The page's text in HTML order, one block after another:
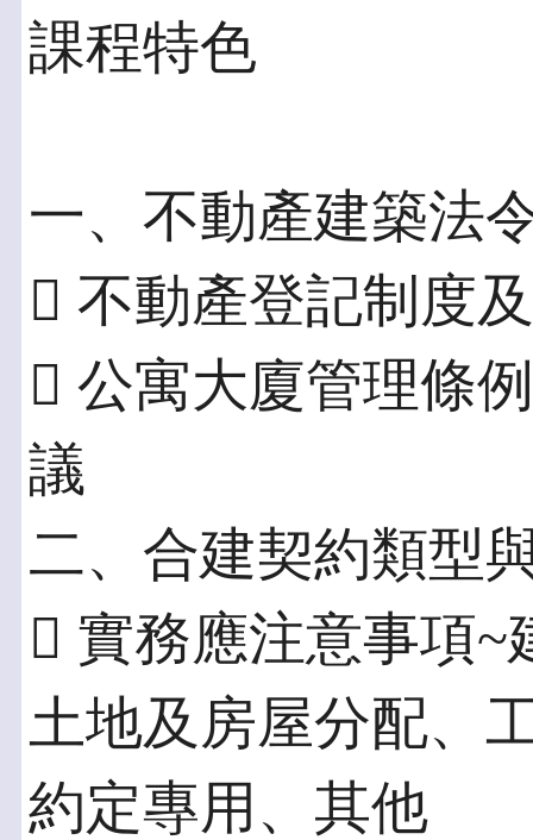
課程特色
一、不動產建築法
 不動產登記制度
 公寓大廈管理條
議
二、合建契約類型
 實務應注意事項
土地及房屋分配、
約定專用、其他